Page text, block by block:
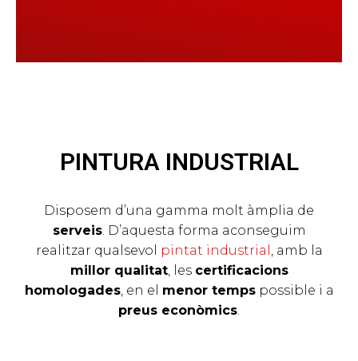
PINTURA INDUSTRIAL
Disposem d’una gamma molt àmplia de
serveis. D’aquesta forma aconseguim
realitzar qualsevol
pintat industrial , amb la
millor qualitat, les certificacions
homologades, en el menor tempspossible i a
preus econòmics.